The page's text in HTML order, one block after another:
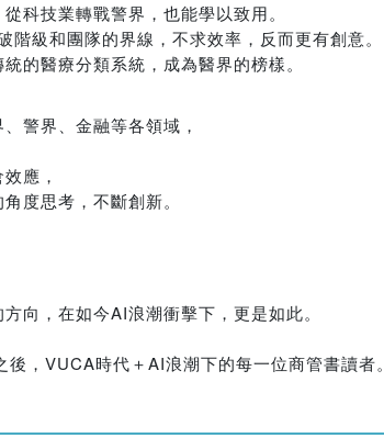
科技業轉戰警界，也能學以致用。
級和團隊的界線，不求效率，反而更有創意。
的醫療分類系統，成為醫界的榜樣。
警界、金融等各領域，
應，
度思考，不斷創新。
向，在如今AI浪潮衝擊下，更是如此。
，VUCA時代＋AI浪潮下的每一位商管書讀者。